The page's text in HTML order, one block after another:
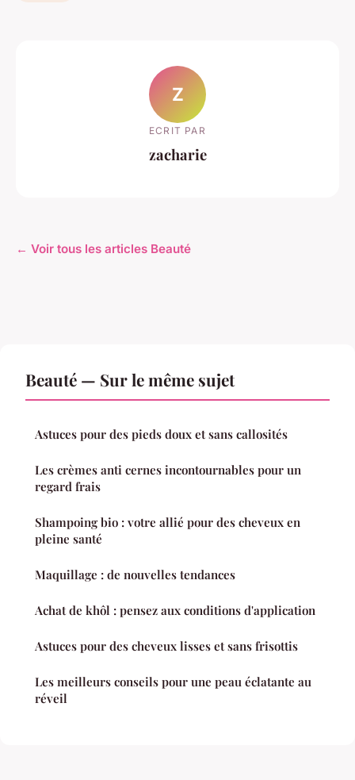
Z
ECRIT PAR
zacharie
← Voir tous les articles Beauté
Beauté — Sur le même sujet
Astuces pour des pieds doux et sans callosités
Les crèmes anti cernes incontournables pour un
regard frais
Shampoing bio : votre allié pour des cheveux en
pleine santé
Maquillage : de nouvelles tendances
Achat de khôl : pensez aux conditions d'application
Astuces pour des cheveux lisses et sans frisottis
Les meilleurs conseils pour une peau éclatante au
réveil